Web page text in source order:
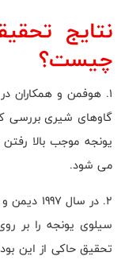
نتایج
چیست؟
گاوهای شیری بررسی
یونجه موجب بالا
می شود.
2. در
سیلوی یونجه را بر
تحقیق حاکی از این